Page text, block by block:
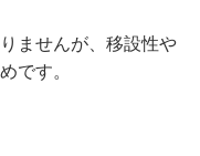
ませんが、移設性や
です。